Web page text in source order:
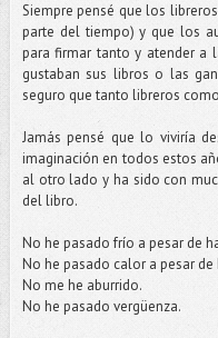
Siempre pensé que los
parte del tiempo) y que los
para firmar tanto y atender a
gustaban sus libros o las
seguro que tanto libreros
Jamás pensé que lo viviría
imaginación en todos estos
al otro lado y ha sido con
del libro.
No he pasado frío a pesar de
No he pasado calor a pesar
No me he aburrido.
No he pasado vergüenza.